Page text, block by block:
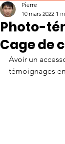
Photo-
Cage de
Pierre
10 mars 2022 1
Avoir un
témoignages